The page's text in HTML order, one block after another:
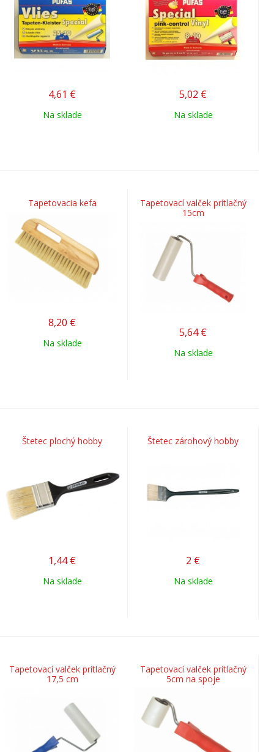
4,61 €
Na sklade
5,02 €
Na sklade
Tapetovacia kefa
8,20 €
Na sklade
Tapetovací valček prítlačný
15cm
5,64 €
Na sklade
Štetec plochý hobby
1,44 €
Na sklade
Štetec zárohový hobby
2 €
Na sklade
Tapetovací valček prítlačný
17,5 cm
Tapetovací valček prítlačný
5cm na spoje